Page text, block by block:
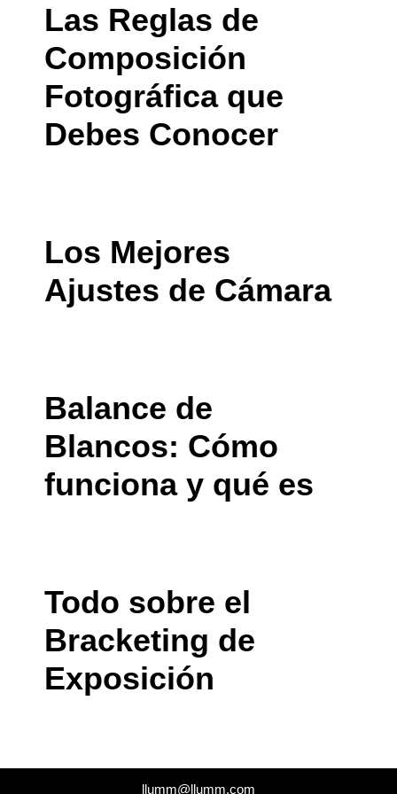
Las Reglas de
Composición
Fotográfica que
Debes Conocer
Los Mejores
Ajustes de Cámara
Balance de
Blancos: Cómo
funciona y qué es
Todo sobre el
Bracketing de
Exposición
llumm@llumm.com